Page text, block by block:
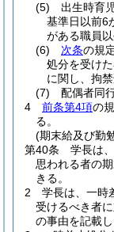
(5)
出生時育
基準日以前6
がある職員
(6)
次条の規
処分を受け
に関し、拘
(7)
配偶者同
4
前条第4項の
る。
(期末給及び勤
第40条
学長は
思われる者の
きる。
2
学長は、一時
受けるべき者
の事由を記載